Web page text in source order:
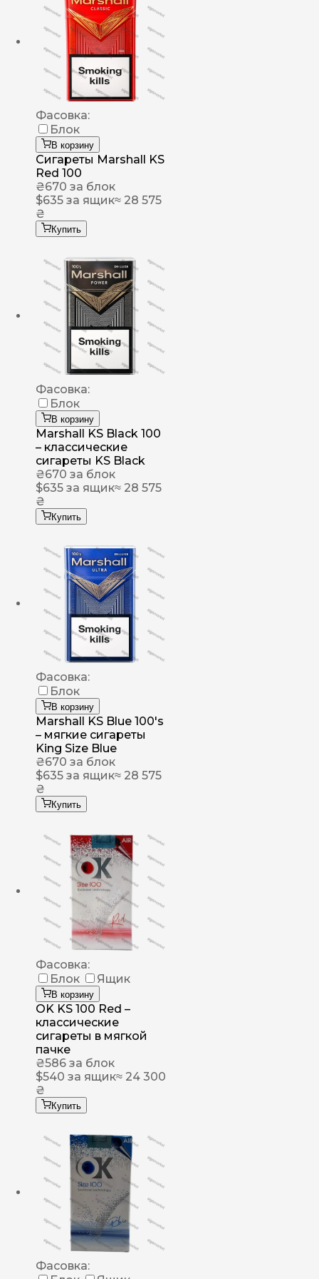
Фасовка:
Блок
В корзину
Сигареты Marshall KS
Red 100
₴670 за блок
$635 за ящик≈ 28 575
₴
Купить
Фасовка:
Блок
В корзину
Marshall KS Black 100
– классические
сигареты KS Black
₴670 за блок
$635 за ящик≈ 28 575
₴
Купить
Фасовка:
Блок
В корзину
Marshall KS Blue 100's
– мягкие сигареты
King Size Blue
₴670 за блок
$635 за ящик≈ 28 575
₴
Купить
Фасовка:
Блок
Ящик
В корзину
OK KS 100 Red –
классические
сигареты в мягкой
пачке
₴586 за блок
$540 за ящик≈ 24 300
₴
Купить
Фасовка: